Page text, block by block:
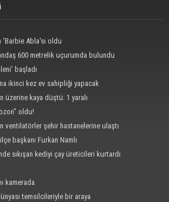
'Barbie Abla'sı oldu
600 metrelik uçurumda bulundu
başladı
ikinci kez ev sahipliği yapacak
üzerine kaya düştü: 1 yaralı
oldu!
ventilatörler şehir hastanelerine ulaştı
başkanı Furkan Namlı
sıkışan kediyi çay üreticileri kurtardı
kamerada
temsilcileriyle bir araya